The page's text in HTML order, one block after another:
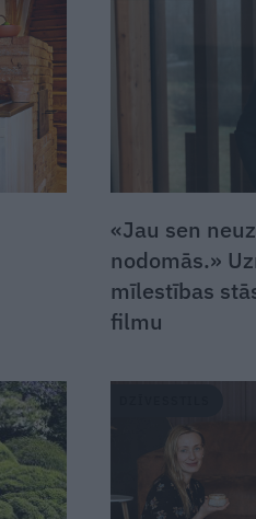
«Jau sen
nodomās.»
mīlestības
filmu